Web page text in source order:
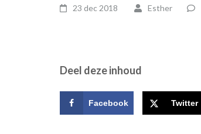
23 dec 2018 Esther
Deel deze inhoud
Facebook Twitter